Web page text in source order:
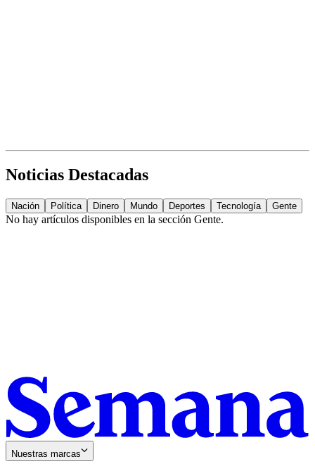
Noticias Destacadas
Nación Política Dinero Mundo Deportes Tecnología Gente
No hay artículos disponibles en la sección Gente.
Nuestras marcas